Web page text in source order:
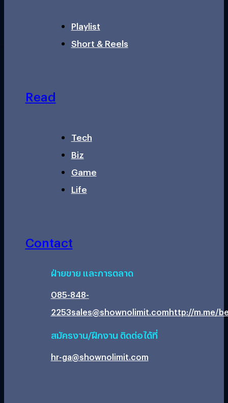
Playlist
Short & Reels
Read
Tech
Biz
Game
Life
Contact
ฝ่ายขาย และการตลาด
085-848-
2253sales@shownolimit.comhttp://m.me/
สมัครงาน/ฝึกงาน ติดต่อได้ที่
hr-ga@shownolimit.com